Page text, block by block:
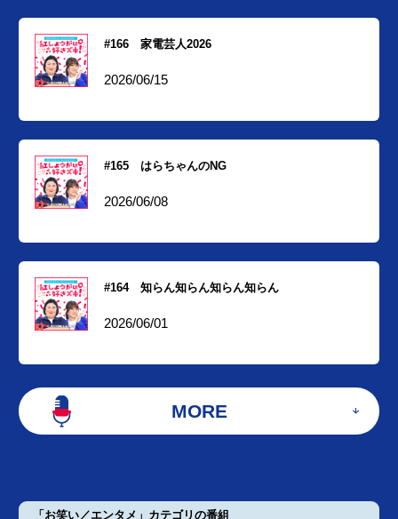
#166 家電芸人2026
2026/06/15
#165 はらちゃんのNG
2026/06/08
#164 知らん知らん知らん知らん
2026/06/01
MORE
「お笑い／エンタメ」カテゴリの番組